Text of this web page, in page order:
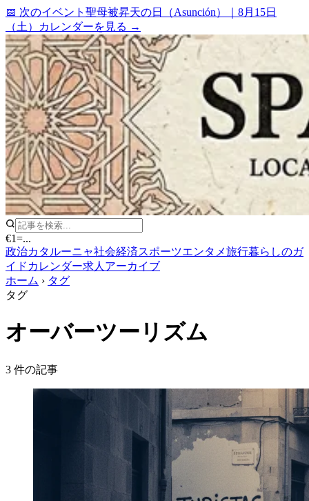
📅 次のイベント 聖母被昇天の日（Asunción）
8月15日
（土）
カレンダーを見る →
€1=...
政治カタルーニャ社会経済スポーツエンタメ旅行暮らしのガ
イド カレンダー求人 アーカイブ
ホーム › タグ
タグ
オーバーツーリズム
3 件の記事